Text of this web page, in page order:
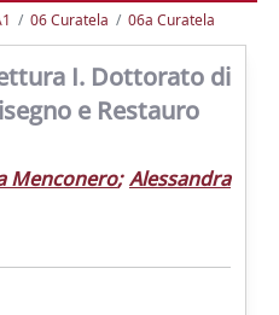
06 Curatela 06a Curatela
I. Dottorato di
e Restauro
Menconero; Alessandra